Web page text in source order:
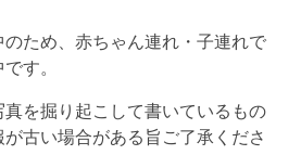
ため、赤ちゃん連れ・子連れで
す。
を掘り起こして書いているもの
古い場合がある旨ご了承くださ